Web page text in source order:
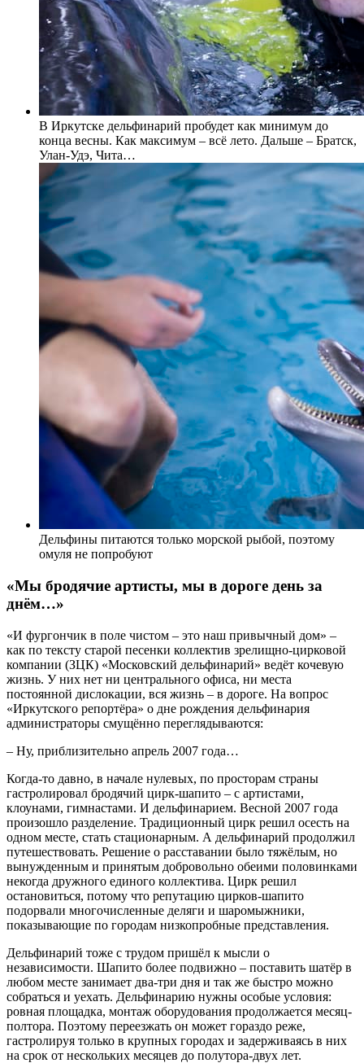
В Иркутске дельфинарий пробудет как минимум до
конца весны. Как максимум – всё лето. Дальше – Братск,
Улан-Удэ, Чита…
Дельфины питаются только морской рыбой, поэтому
омуля не попробуют
«Мы бродячие артисты, мы в дороге день за
днём…»
«И фургончик в поле чистом – это наш привычный дом» –
как по тексту старой песенки коллектив зрелищно-цирковой
компании (ЗЦК) «Московский дельфинарий» ведёт кочевую
жизнь. У них нет ни центрального офиса, ни места
постоянной дислокации, вся жизнь – в дороге. На вопрос
«Иркутского репортёра» о дне рождения дельфинария
администраторы смущённо переглядываются:
– Ну, приблизительно апрель 2007 года…
Когда-то давно, в начале нулевых, по просторам страны
гастролировал бродячий цирк-шапито – с артистами,
клоунами, гимнастами. И дельфинарием. Весной 2007 года
произошло разделение. Традиционный цирк решил осесть на
одном месте, стать стационарным. А дельфинарий продолжил
путешествовать. Решение о расставании было тяжёлым, но
вынужденным и принятым добровольно обеими половинками
некогда дружного единого коллектива. Цирк решил
остановиться, потому что репутацию цирков-шапито
подорвали многочисленные деляги и шаромыжники,
показывающие по городам низкопробные представления.
Дельфинарий тоже с трудом пришёл к мысли о
независимости. Шапито более подвижно – поставить шатёр в
любом месте занимает два-три дня и так же быстро можно
собраться и уехать. Дельфинарию нужны особые условия:
ровная площадка, монтаж оборудования продолжается месяц-
полтора. Поэтому переезжать он может гораздо реже,
гастролируя только в крупных городах и задерживаясь в них
на срок от нескольких месяцев до полутора-двух лет.